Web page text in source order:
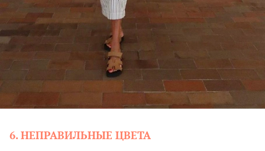
6. НЕПРАВИЛЬНЫЕ ЦВЕТА